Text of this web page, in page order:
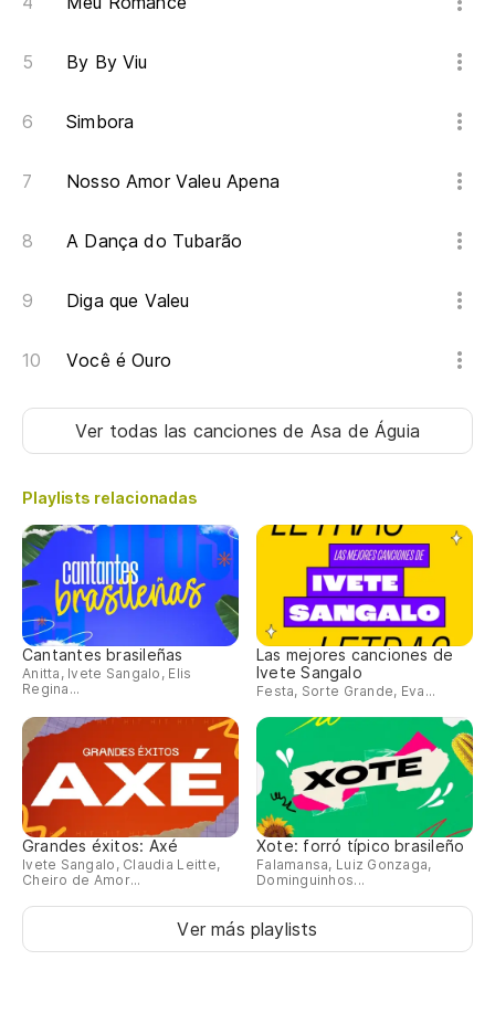
By By Viu
Simbora
Nosso Amor Valeu Apena
A Dança do Tubarão
Diga que Valeu
Você é Ouro
Ver todas las cancionesde Asa de Águia
Playlists relacionadas
Cantantes brasileñas
Anitta, Ivete Sangalo, Elis
Regina...
Las mejores canciones de
Ivete Sangalo
Festa, Sorte Grande, Eva...
Grandes éxitos: Axé
Ivete Sangalo, Claudia Leitte,
Cheiro de Amor...
Xote: forró típico brasileño
Falamansa, Luiz Gonzaga,
Dominguinhos...
Ver más playlists